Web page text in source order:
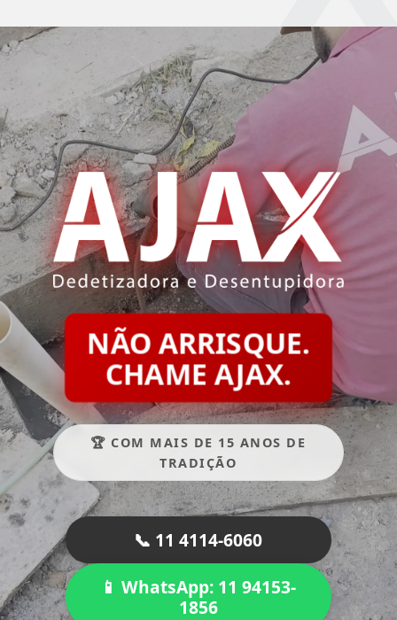
NÃO ARRISQUE.
CHAME AJAX.
🏆 COM MAIS DE 15 ANOS DE
TRADIÇÃO
📞 11 4114-6060
📱 WhatsApp: 11 94153-
1856